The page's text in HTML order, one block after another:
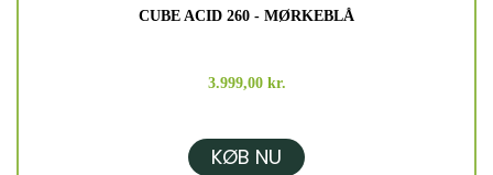
CUBE ACID 260 - MØRKEBLÅ
3.999,00 kr.
KØB NU